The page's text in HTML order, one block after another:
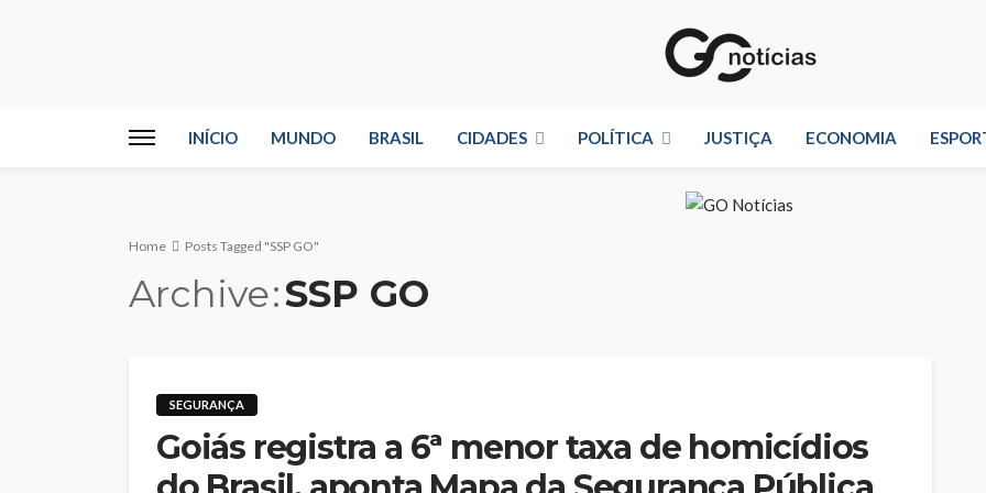
INÍCIO MUNDO BRASIL CIDADES POLÍTICA JUSTIÇA ECONOMIA
Home Posts Tagged "SSP GO"
Archive SSP GO
SEGURANÇA
Goiás registra a 6ª menor taxa de homicídios